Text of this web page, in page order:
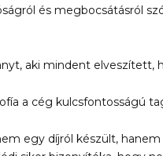
és megbocsátásról
aki mindent elveszített,
a cég kulcsfontosságú
egy díjról készült,